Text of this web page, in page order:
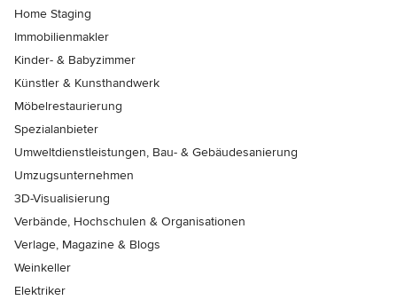
Home Staging
Immobilienmakler
Kinder- & Babyzimmer
Künstler & Kunsthandwerk
Möbelrestaurierung
Spezialanbieter
Umweltdienstleistungen, Bau- & Gebäudesanierung
Umzugsunternehmen
3D-Visualisierung
Verbände, Hochschulen & Organisationen
Verlage, Magazine & Blogs
Weinkeller
Elektriker